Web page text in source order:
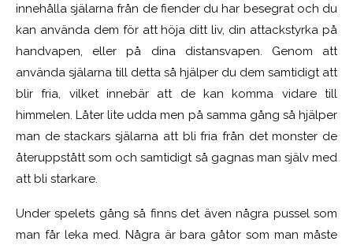
innehålla själarna från de fiender du har besegrat och du
kan använda dem för att höja ditt liv, din attackstyrka på
handvapen, eller på dina distansvapen. Genom att
använda själarna till detta så hjälper du dem samtidigt att
blir fria, vilket innebär att de kan komma vidare till
himmelen. Låter lite udda men på samma gång så hjälper
man de stackars själarna att bli fria från det monster de
återuppstått som och samtidigt så gagnas man själv med
att bli starkare.
Under spelets gång så finns det även några pussel som
man får leka med. Några är bara gåtor som man måste